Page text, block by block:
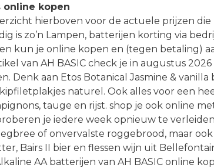
online kopen
hierboven voor de actuele prijzen die
is zo’n Lampen, batterijen korting via
kun je online kopen en (tegen betaling)
van AH BASIC check je in augustus
Denk aan Etos Botanical Jasmine &
naturel. Ook alles voor een
tauge en rijst. shop je ook online
je iedere week opnieuw te
of onvervalste roggebrood, maar
Bairs II bier en flessen wijn uit
AA batterijen van AH BASIC online